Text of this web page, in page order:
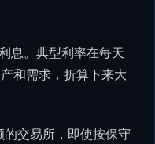
息。典型利率在每天
和需求，折算下来大
交易所，即使按保守